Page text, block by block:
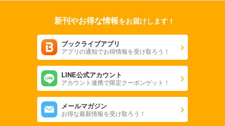
新刊やお得な情報をお届けします！
ブックライブアプリ
アプリの通知でお得情報を受け取ろう！
LINE公式アカウント
アカウント連携で限定クーポンゲット！
メールマガジン
お得な最新情報を受け取ろう！